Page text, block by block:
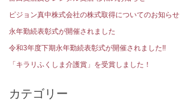
ピジョン真中株式会社の株式取得についてのお知らせ
永年勤続表彰式が開催されました
令和3年度下期永年勤続表彰式が開催されました!!
「キラリふくしま介護賞」を受賞しました！
カテゴリー